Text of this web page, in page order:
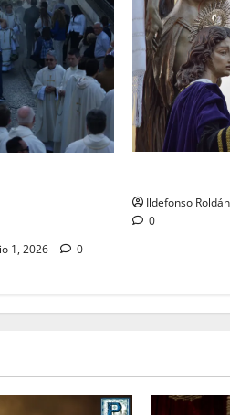
1, 2026 0
Ildefonso
0